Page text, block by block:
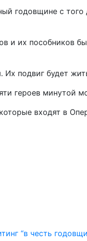
годовщине с
и их пособников
подвиг будет
героев минутой
входят в
“в честь